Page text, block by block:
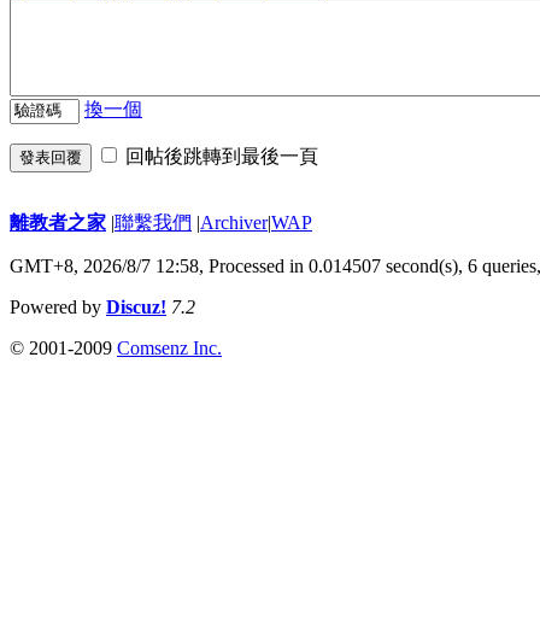
換一個
發表回覆 回帖後跳轉到最後一頁
離教者之家 |聯繫我們 |Archiver|WAP
GMT+8, 2026/8/7 12:58, Processed in 0.014507 second(s), 6
Powered by Discuz! 7.2
© 2001-2009 Comsenz Inc.